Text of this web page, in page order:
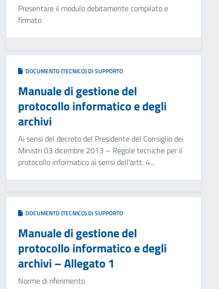
Presentare il modulo debitamente compilato e
firmato
DOCUMENTO (TECNICO) DI SUPPORTO
Manuale di gestione del
protocollo informatico e degli
archivi
Ai sensi del decreto del Presidente del Consiglio dei
Ministri 03 dicembre 2013 – Regole tecniche per il
protocollo informatico ai sensi dell’artt. 4...
DOCUMENTO (TECNICO) DI SUPPORTO
Manuale di gestione del
protocollo informatico e degli
archivi – Allegato 1
Norme di riferimento